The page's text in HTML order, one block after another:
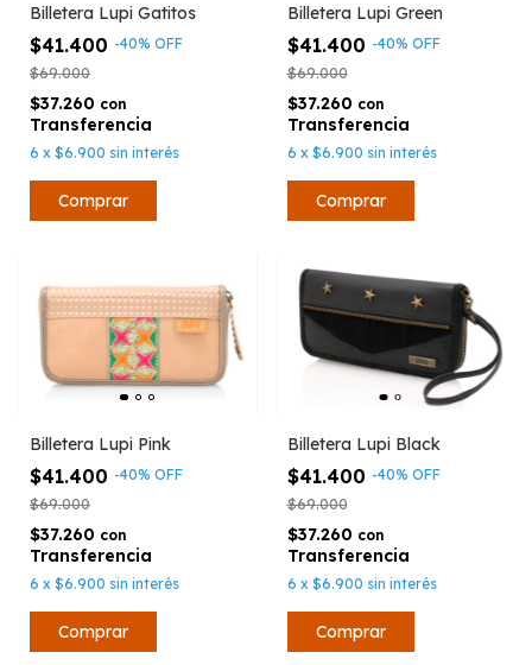
Billetera Lupi Gatitos
$41.400 -40% OFF
$69.000
$37.260 con
6 x $6.900 sin interés
Billetera Lupi Green
$41.400 -40% OFF
$69.000
$37.260 con
6 x $6.900 sin interés
Billetera Lupi Pink
$41.400 -40% OFF
$69.000
$37.260 con
6 x $6.900 sin interés
Billetera Lupi Black
$41.400 -40% OFF
$69.000
$37.260 con
6 x $6.900 sin interés